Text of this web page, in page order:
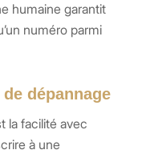
humaine garantit
numéro parmi
dépannage
la facilité avec
à une